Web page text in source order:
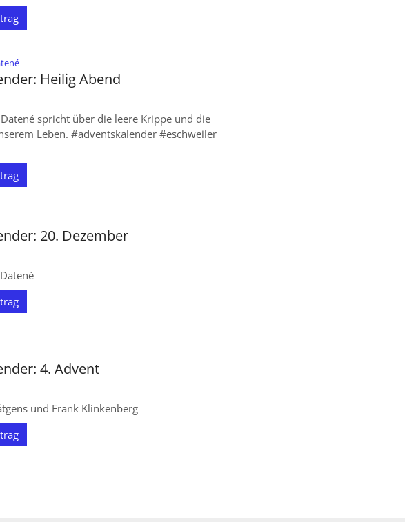
:
Heilig Abend
spricht über die leere Krippe und die
Leben. #adventskalender #eschweiler
20. Dezember
4. Advent
und Frank Klinkenberg